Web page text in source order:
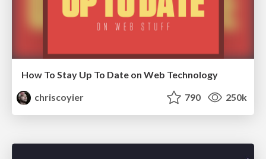
How To Stay Up To Date on Web Technology
chriscoyier
790 250k